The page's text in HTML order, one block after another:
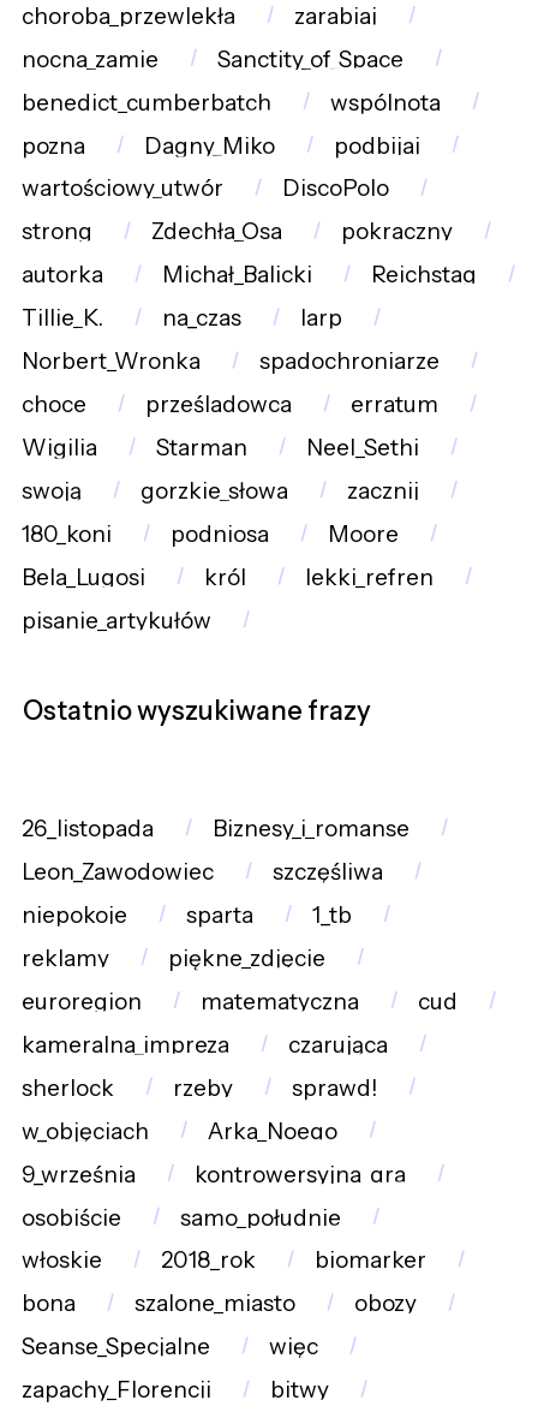
choroba_przewlekła
zarabiaj
nocna_zamie
Sanctity_of_Space
benedict_cumberbatch
wspólnota
pozna
Dagny_Miko
podbijaj
wartościowy_utwór
DiscoPolo
strong
Zdechła_Osa
pokraczny
autorka
Michał_Balicki
Reichstag
Tillie_K.
na_czas
larp
Norbert_Wronka
spadochroniarze
choce
prześladowca
erratum
Wigilia
Starman
Neel_Sethi
swoją
gorzkie_słowa
zacznij
180_koni
podniosa
Moore
Bela_Lugosi
król
lekki_refren
pisanie_artykułów
Ostatnio wyszukiwane frazy
26_listopada
Biznesy_i_romanse
Leon_Zawodowiec
szczęśliwa
niepokoje
sparta
1_tb
reklamy
piękne_zdjęcie
euroregion
matematyczna
cud
kameralna_impreza
czarująca
sherlock
rzeby
sprawd!
w_objęciach
Arka_Noego
9_września
kontrowersyjna_gra
osobiście
samo_południe
włoskie
2018_rok
biomarker
bona
szalone_miasto
obozy
Seanse_Specjalne
więc
zapachy_Florencji
bitwy